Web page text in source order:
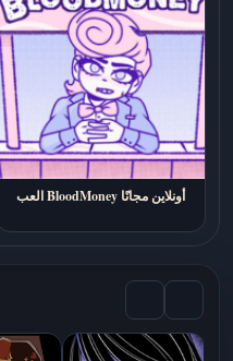
العب BloodMoney أونلاين مجانًا